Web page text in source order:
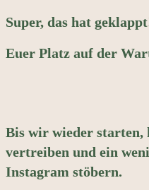
Super, das hat
Euer Platz auf der
Bis wir wieder
vertreiben und ein
Instagram stöbern.